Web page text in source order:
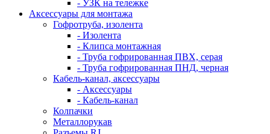
- УЗК на тележке
Аксессуары для монтажа
Гофротруба, изолента
- Изолента
- Клипса монтажная
- Труба гофрированная ПВХ, серая
- Труба гофрированная ПНД, черная
Кабель-канал, аксессуары
- Аксессуары
- Кабель-канал
Колпачки
Металлорукав